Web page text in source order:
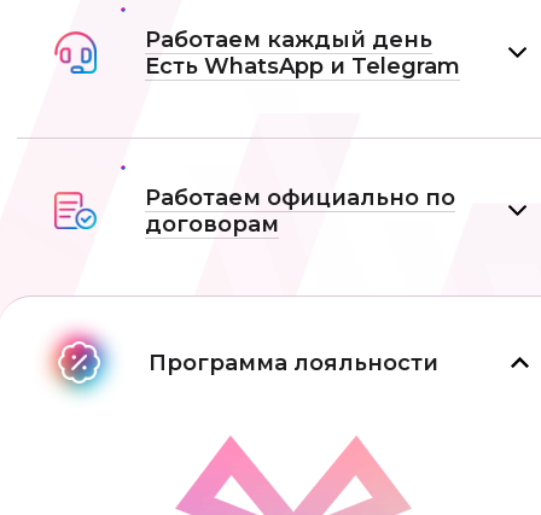
Работаем каждый день
Есть WhatsApp и Telеgram
Работаем официально по
договорам
Программа лояльности